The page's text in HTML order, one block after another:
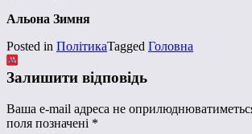
Альона Зимня
Posted in ПолітикаTagged Головна
Залишити відповідь
Ваша e-mail адреса не
поля позначені *